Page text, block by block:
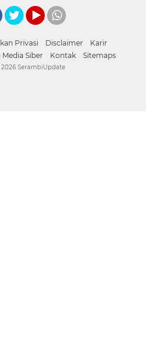
Privasi Disclaimer
Karir
Siber Kontak Sitemaps
2026 SerambiUpdate